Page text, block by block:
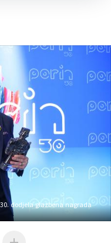
dodjela glazbena nagrada